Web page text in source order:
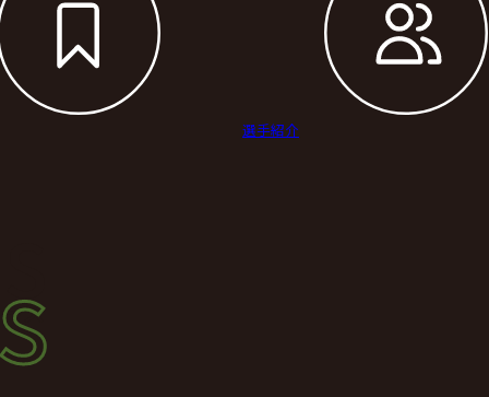
選手紹介
ス